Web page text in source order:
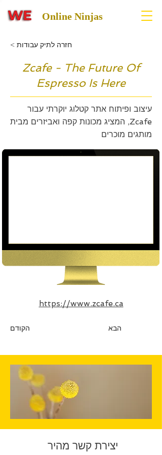
Online Ninjas
< חזרה לתיק עבודות
Zcafe - The Future Of
Espresso Is Here
עיצוב ופיתוח אתר קטלוג יוקרתי עבור
Zcafe, המציג מכונות קפה ואביזרים מבית
מותגים מוכרים
https://www.zcafe.ca
הקודם הבא
יצירת קשר מהיר